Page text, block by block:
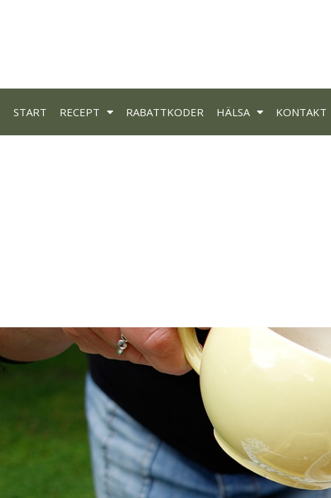
START RECEPT RABATTKODER HÄLSA KONTAKT